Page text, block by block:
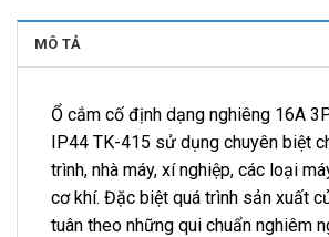
MÔ TẢ
Ổ cắm cố định dạng nghiêng 16A
IP44 TK-415 sử dụng chuyên biệt
trình, nhà máy, xí nghiệp, các loại
cơ khí. Đặc biệt quá trình sản xuất
tuân theo những qui chuẩn nghiêm